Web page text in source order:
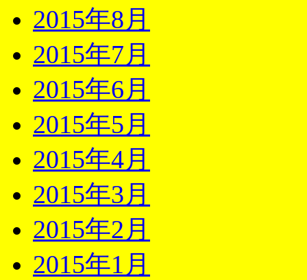
2015年8月
2015年7月
2015年6月
2015年5月
2015年4月
2015年3月
2015年2月
2015年1月